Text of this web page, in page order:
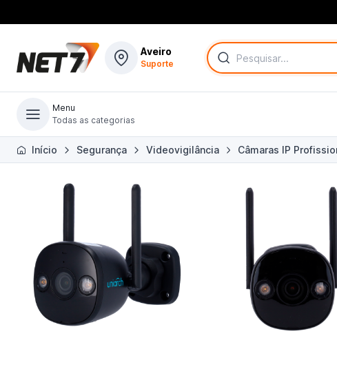
Aveiro
Suporte
Menu
Todas as categorias
Todas as categorias
Início Segurança Videovigilância Câmaras IP